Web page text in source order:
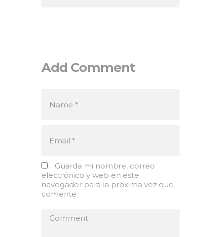
Add Comment
Guarda mi nombre, correo
electrónico y web en este
navegador para la próxima vez que
comente.